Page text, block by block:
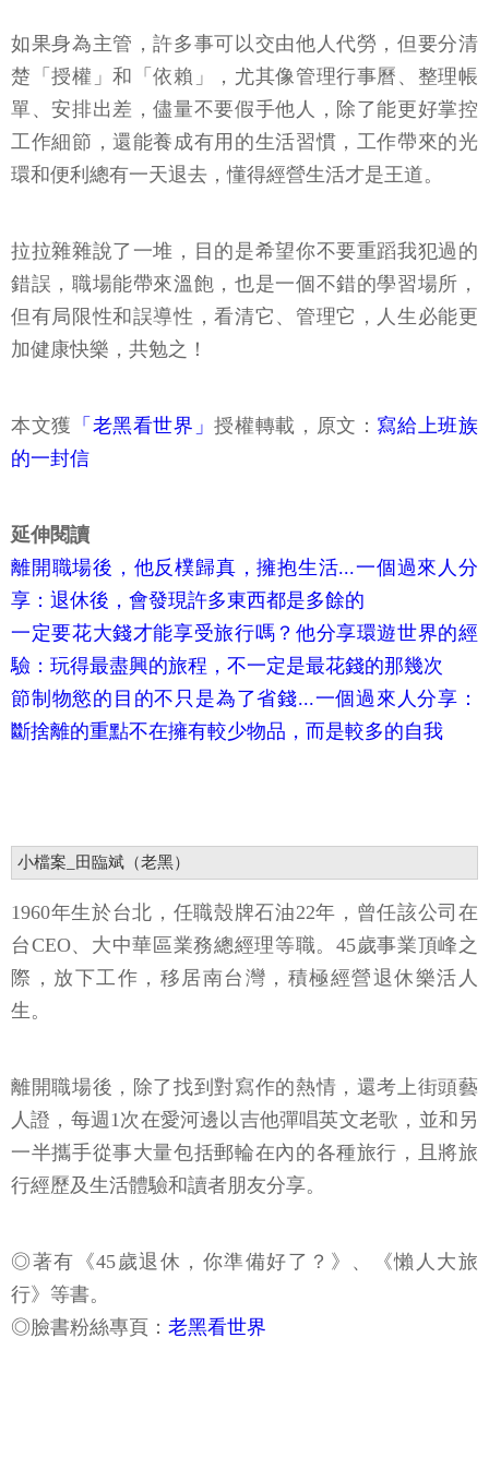
如果身為主管，許多事可以交由他人代勞，但要分清
楚「授權」和「依賴」，尤其像管理行事曆、整理帳
單、安排出差，儘量不要假手他人，除了能更好掌控
工作細節，還能養成有用的生活習慣，工作帶來的光
環和便利總有一天退去，懂得經營生活才是王道。
拉拉雜雜說了一堆，目的是希望你不要重蹈我犯過的
錯誤，職場能帶來溫飽，也是一個不錯的學習場所，
但有局限性和誤導性，看清它、管理它，人生必能更
加健康快樂，共勉之！
本文獲 「老黑看世界」授權轉載，原文： 寫給上班族
的一封信
延伸閱讀
離開職場後，他反樸歸真，擁抱生活...一個過來人分
享：退休後，會發現許多東西都是多餘的
一定要花大錢才能享受旅行嗎？他分享環遊世界的經
驗：玩得最盡興的旅程，不一定是最花錢的那幾次
節制物慾的目的不只是為了省錢...一個過來人分享：
斷捨離的重點不在擁有較少物品，而是較多的自我
小檔案_田臨斌（老黑）
1960年生於台北，任職殼牌石油22年，曾任該公司在
台CEO、大中華區業務總經理等職。45歲事業頂峰之
際，放下工作，移居南台灣，積極經營退休樂活人
生。
離開職場後，除了找到對寫作的熱情，還考上街頭藝
人證，每週1次在愛河邊以吉他彈唱英文老歌，並和另
一半攜手從事大量包括郵輪在內的各種旅行，且將旅
行經歷及生活體驗和讀者朋友分享。
◎著有《45歲退休，你準備好了？》、《懶人大旅
行》等書。
◎臉書粉絲專頁： 老黑看世界